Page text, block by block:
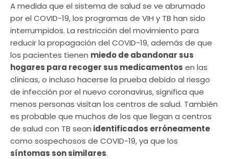
A medida que el sistema de salud se ve abrumado
por el COVID-19, los programas de VIH y TB han sido
interrumpidos. La restricción del movimiento para
reducir la propagación del COVID-19, además de que
los pacientes tienen miedo de abandonar sus
hogares para recoger sus medicamentos en las
clínicas, o incluso hacerse la prueba debido al riesgo
de infección por el nuevo coronavirus, significa que
menos personas visitan los centros de salud. También
es probable que muchos de los que llegan a centros
de salud con TB sean identificados erróneamente
como sospechosos de COVID-19, ya que los
síntomas son similares.